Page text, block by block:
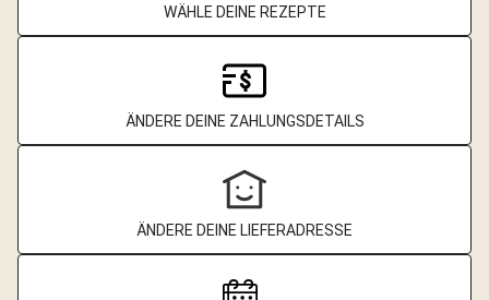
WÄHLE DEINE REZEPTE
ÄNDERE DEINE ZAHLUNGSDETAILS
ÄNDERE DEINE LIEFERADRESSE